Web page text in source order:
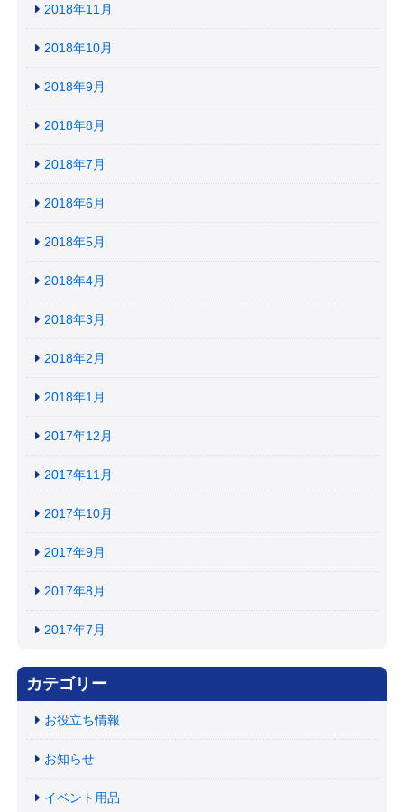
2018年11月
2018年10月
2018年9月
2018年8月
2018年7月
2018年6月
2018年5月
2018年4月
2018年3月
2018年2月
2018年1月
2017年12月
2017年11月
2017年10月
2017年9月
2017年8月
2017年7月
カテゴリー
お役立ち情報
お知らせ
イベント用品